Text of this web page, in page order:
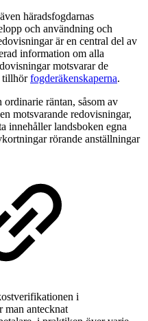
häradsfogdarnas
och användning och
är en central del av
information om alla
motsvarar de
tillhörfogderäkenskaperna.
räntan, såsom av
motsvarande redovisningar,
innehåller landsboken egna
rörande anställningar
i
man antecknat